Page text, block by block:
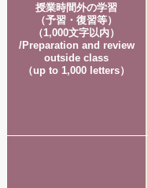
授業時間外の学習
（予習・復習等）
（1,000文字以内）
/Preparation and review
outside class
（up to 1,000 letters）